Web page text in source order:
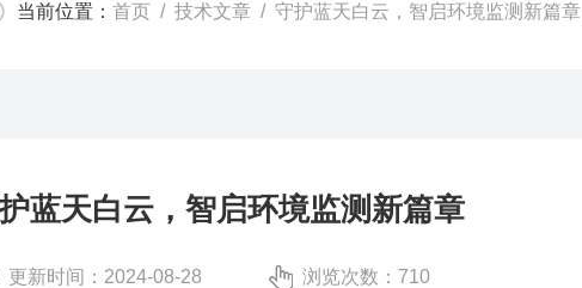
当前位置： 首页 / 技术文章 / ‌守护蓝天白云，‌智启环境监测新篇章
蓝天白云，‌智启环境监测新篇章
更新时间：2024-08-28 浏览次数：710